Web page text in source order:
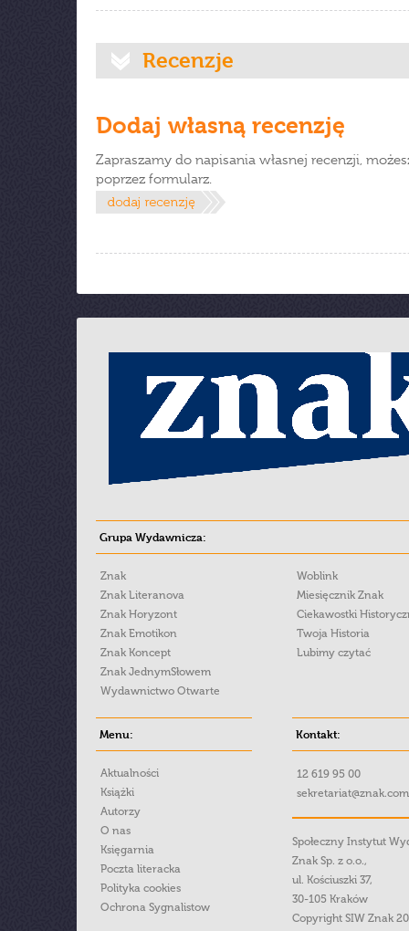
Recenzje
Dodaj własną recenzję
Zapraszamy do napisania własnej recenzji,
poprzez formularz.
Grupa Wydawnicza:
Znak
Znak Literanova
Znak Horyzont
Znak Emotikon
Znak Koncept
Znak JednymSłowem
Wydawnictwo Otwarte
Woblink
Miesięcznik Znak
Ciekawostki
Twoja Historia
Lubimy czytać
Menu:
Aktualności
Książki
Autorzy
O nas
Księgarnia
Poczta literacka
Polityka cookies
Ochrona Sygnalistow
Kontakt:
12 619 95 00
Społeczny Instytut
Znak Sp. z o.o.,
ul. Kościuszki 37,
30-105 Kraków
Copyright SIW Znak